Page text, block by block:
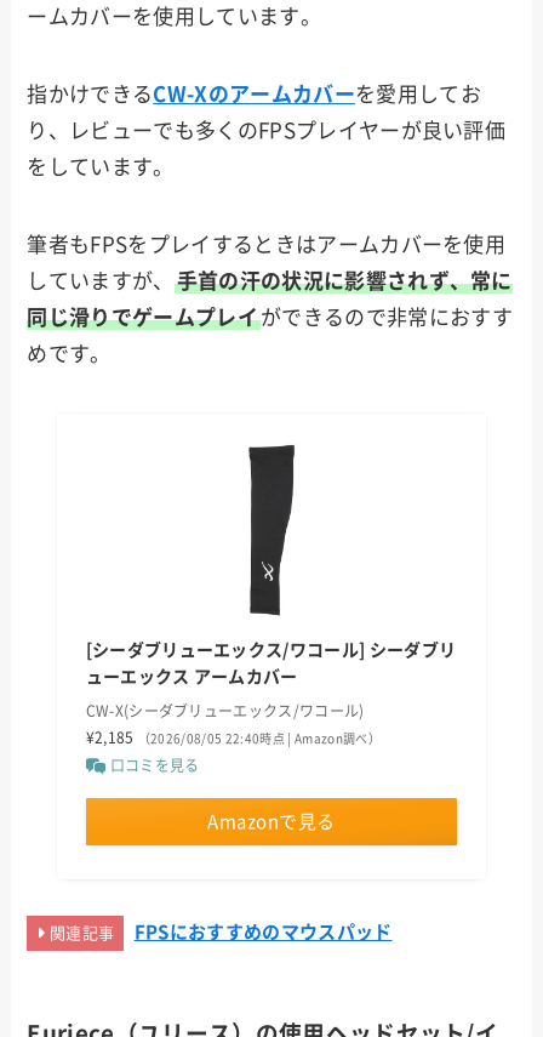
ームカバーを使用しています。
指かけできるCW-Xのアームカバーを愛用してお
り、レビューでも多くのFPSプレイヤーが良い評価
をしています。
筆者もFPSをプレイするときはアームカバーを使用
していますが、
手首の汗の状況に影響されず、常に
同じ滑りでゲームプレイができるので非常におすす
めです。
[シーダブリューエックス/ワコール] シーダブリ
ューエックス アームカバー
CW-X(シーダブリューエックス/ワコール)
¥2,185
（2026/08/05 22:40時点 | Amazon調べ）
口コミを見る
Amazonで見る
関連記事 FPSにおすすめのマウスパッド